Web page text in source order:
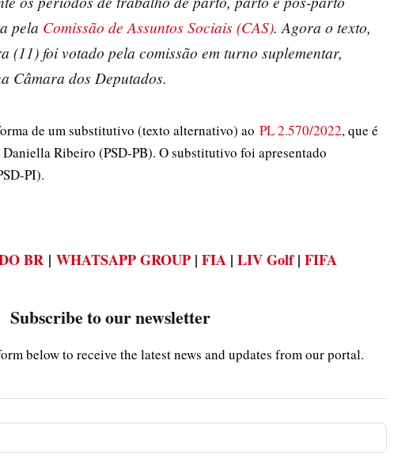
pela Comissão de Assuntos Sociais (CAS). Agora o texto,
(11) foi votado pela comissão em turno suplementar,
Câmara dos Deputados.
de um substitutivo (texto alternativo) ao PL 2.570/2022, que é
Ribeiro (PSD-PB). O substitutivo foi apresentado
PI).
BR | WHATSAPP GROUP | FIA | LIV Golf| FIFA
Subscribe to our newsletter
below to receive the latest news and updates from our portal.